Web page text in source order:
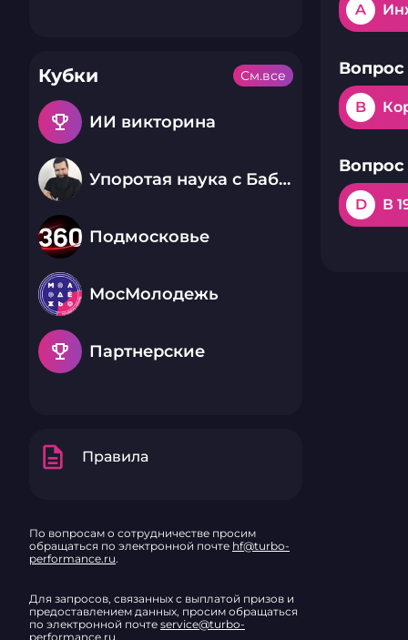
Кубки
emoji_events ИИ викторина
Упоротая наука с Бабаем Лютым
Подмосковье
МосМолодежь
emoji_events Партнерские
См.все
description Правила
По вопросам о сотрудничестве просим
обращаться по электронной почте hf@turbo-
performance.ru.
Для запросов, связанных с выплатой призов и
предоставлением данных, просим обращаться
по электронной почте service@turbo-
performance.ru.
A
Вопрос
B
Вопрос
D В